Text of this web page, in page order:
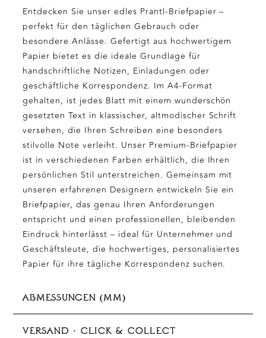
Entdecken Sie unser edles Prantl-Briefpapier –
perfekt für den täglichen Gebrauch oder
besondere Anlässe. Gefertigt aus hochwertigem
Papier bietet es die ideale Grundlage für
handschriftliche Notizen, Einladungen oder
geschäftliche Korrespondenz. Im A4-Format
gehalten, ist jedes Blatt mit einem wunderschön
gesetzten Text in klassischer, altmodischer Schrift
versehen, die Ihren Schreiben eine besonders
stilvolle Note verleiht. Unser Premium-Briefpapier
ist in verschiedenen Farben erhältlich, die Ihren
persönlichen Stil unterstreichen. Gemeinsam mit
unseren erfahrenen Designern entwickeln Sie ein
Briefpapier, das genau Ihren Anforderungen
entspricht und einen professionellen, bleibenden
Eindruck hinterlässt – ideal für Unternehmer und
Geschäftsleute, die hochwertiges, personalisiertes
Papier für ihre tägliche Korrespondenz suchen.
ABMESSUNGEN (MM)
210x297 mm (A4)
VERSAND · CLICK & COLLECT